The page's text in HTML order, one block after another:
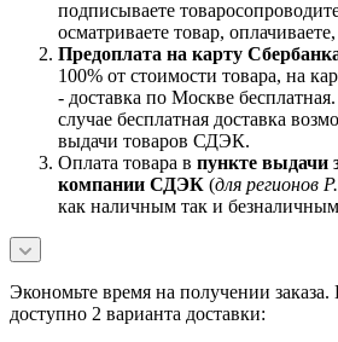
подписываете
осматриваете товар,
Предоплата на карту
100% от стоимости товара, на
- доставка по Москве
случае бесплатная доставка
выдачи товаров СДЭК.
Оплата товара в пункте выдачи
компании СДЭК (для регионов
как наличным так и
Экономьте время на получении
доступно 2 варианта доставки: